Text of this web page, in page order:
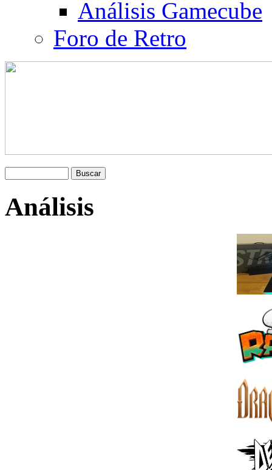
Análisis Gamecube
Foro de Retro
Análisis